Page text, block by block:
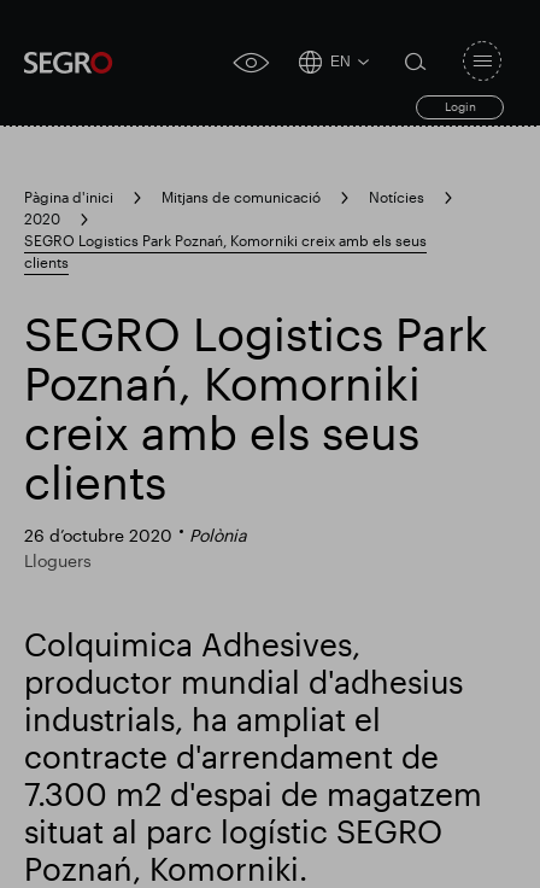
accessibility
EN
Login
search
form
Submit
Search
for
Responsable SEGRO
Finca comercial de Slough
toggle
Pàgina d'inici Mitjans de comunicació
Notícies
2020
SEGRO Logistics Park Poznań, Komorniki creix amb els seus
clients
SEGRO Logistics Park
Poznań, Komorniki
creix amb els seus
clients
26 d’octubre 2020
Polònia
Lloguers
Colquimica Adhesives,
productor mundial d'adhesius
industrials, ha ampliat el
contracte d'arrendament de
7.300 m2 d'espai de magatzem
situat al parc logístic SEGRO
Poznań, Komorniki.